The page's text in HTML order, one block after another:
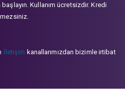
Kullanım ücretsizdir. Kredi
İletişim kanallarımızdan bizimle irtibat